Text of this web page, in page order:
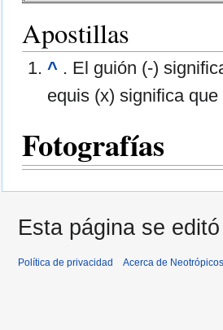
Apostillas
^ . El guión (-)
equis (x) significa
Fotografías
Esta página se
Política de privacidad Acerca de Neotrópicos